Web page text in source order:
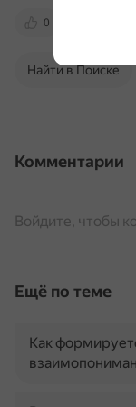
0
Найти в Поиске
Комментарии
Войдите, чтобы
Ещё по теме
Как